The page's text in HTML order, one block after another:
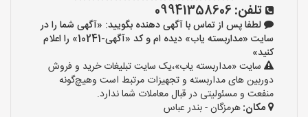
تلفن: 09941358606
لطفا پس از تماس با آگهی دهنده بگویید: «آگهی شما را در
سایت «مداربسته یاب» دیده ام و کد «آگهی-10241» را اعلام
کنید»
سایت «مداربسته یاب»،یک سایت تبلیغات خرید و فروش
دوربین های مداربسته و تجهیزات مرتبط است وهیچ‌گونه
منفعت و مسئولیتی در قبال معاملات شما ندارد.
مکان:هرمزگان - بندر عباس